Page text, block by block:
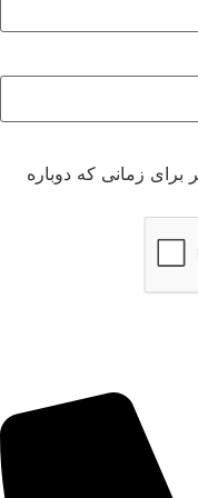
برای زمانی که دوباره